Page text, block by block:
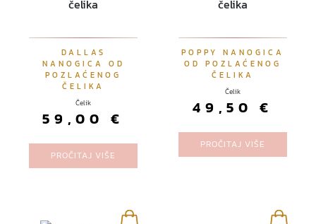
DALLAS
NANOGICA OD
POZLAĆENOG
ČELIKA
Čelik
59,00 €
PROČITAJ VIŠE
POPPY NANOGICA
OD POZLAĆENOG
ČELIKA
Čelik
49,50 €
PROČITAJ VIŠE